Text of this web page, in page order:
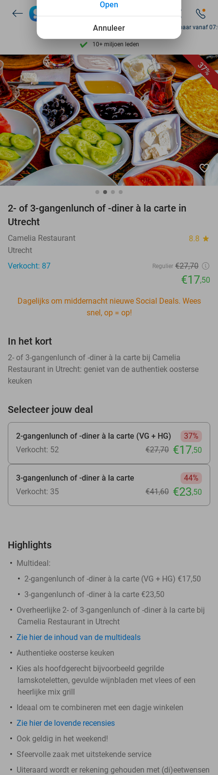
Ontdek 15.000+ deals
7 dagen per week beschikbaar
10+ miljoen leden
9,4 op basis van205.790 reviews
Ontdek 15.000+ deals
7 dagen per week beschikbaar
10+ miljoen leden
Bereikbaar vanaf
37%
favorite_border
2- of 3-gangenlunch of -diner à la carte in
Utrecht
Camelia Restaurant 8.8 star
Utrecht
Verkocht: 87
Regulier €27,70
€17,50
Dagelijks om middernacht nieuwe Social Deals. Wees
snel, op = op!
In het kort
2- of 3-gangenlunch of -diner à la carte bij Camelia
Restaurant in Utrecht: geniet van de authentiek oosterse
keuken
Selecteer jouw deal
2-gangenlunch of -diner à la carte (VG + HG)
37%
Verkocht: 52
€27,70 €17,50
3-gangenlunch of -diner à la carte
44%
Verkocht: 35
€41,60 €23,50
Highlights
Multideal:
2-gangenlunch of -diner à la carte (VG + HG) €17,50
3-gangenlunch of -diner à la carte €23,50
Overheerlijke 2- of 3-gangenlunch of -diner à la carte bij
Camelia Restaurant in Utrecht
Zie hier de inhoud van de multideals
Authentieke oosterse keuken
Kies als hoofdgerecht bijvoorbeeld gegrilde
lamskoteletten, gevulde wijnbladen met vlees of een
heerlijke mix grill
Ideaal om te combineren met een dagje winkelen
Zie hier de lovende recensies
Ook geldig in het weekend!
Sfeervolle zaak met uitstekende service
Uiteraard wordt er rekening gehouden met (di)eetwensen
Annuleer
Open